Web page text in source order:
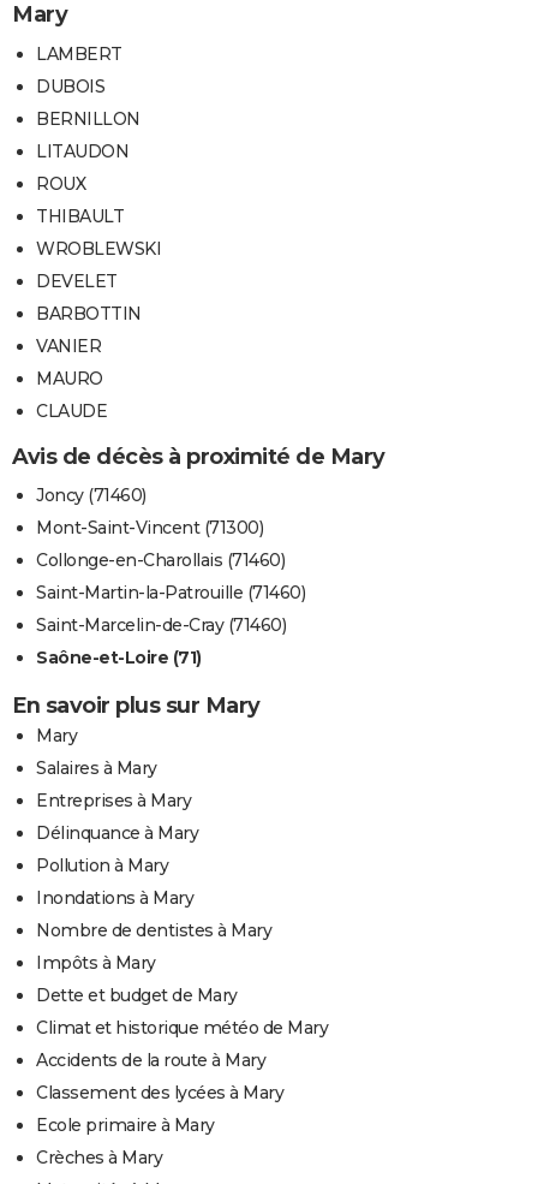
Mary
LAMBERT
DUBOIS
BERNILLON
LITAUDON
ROUX
THIBAULT
WROBLEWSKI
DEVELET
BARBOTTIN
VANIER
MAURO
CLAUDE
Avis de décès à proximité de Mary
Joncy (71460)
Mont-Saint-Vincent (71300)
Collonge-en-Charollais (71460)
Saint-Martin-la-Patrouille (71460)
Saint-Marcelin-de-Cray (71460)
Saône-et-Loire (71)
En savoir plus sur Mary
Mary
Salaires à Mary
Entreprises à Mary
Délinquance à Mary
Pollution à Mary
Inondations à Mary
Nombre de dentistes à Mary
Impôts à Mary
Dette et budget de Mary
Climat et historique météo de Mary
Accidents de la route à Mary
Classement des lycées à Mary
Ecole primaire à Mary
Crèches à Mary